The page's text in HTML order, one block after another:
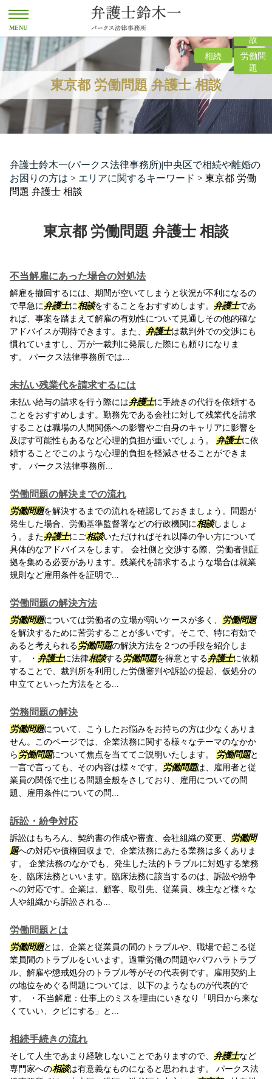
東京都 労働問題 弁護士 相談
故
相続
労働問
題
弁護士鈴木一(パークス法律事務所)|中央区で相続や離婚の
お困りの方は > エリアに関するキーワード > 東京都 労働
問題 弁護士 相談
東京都 労働問題 弁護士 相談
不当解雇にあった場合の対処法
解雇を撤回するには、期間が空いてしまうと状況が不利になるの
で早急に弁護士に相談をすることをおすすめします。 弁護士であ
れば、事案を踏まえて解雇の有効性について見通しその他的確な
アドバイスが期待できます。また、 弁護士は裁判外での交渉にも
慣れていますし、万が一裁判に発展した際にも頼りになりま
す。 パークス法律事務所では...
未払い残業代を請求するには
未払い給与の請求を行う際には弁護士に手続きの代行を依頼する
ことをおすすめします。勤務先である会社に対して残業代を請求
することは職場の人間関係への影響やご自身のキャリアに影響を
及ぼす可能性もあるなど心理的負担が重いでしょう。 弁護士に依
頼することでこのような心理的負担を軽減させることができま
す。 パークス法律事務所...
労働問題の解決までの流れ
労働問題を解決するまでの流れを確認しておきましょう。問題が
発生した場合、労働基準監督署などの行政機関に相談しましょ
う。また弁護士にご相談いただければそれ以降の争い方について
具体的なアドバイスをします。 会社側と交渉する際、労働者側証
拠を集める必要があります。残業代を請求するような場合は就業
規則など雇用条件を証明で...
労働問題の解決方法
労働問題については労働者の立場が弱いケースが多く、
労働問題
を解決するために苦労することが多いです。そこで、特に有効で
あると考えられる労働問題の解決方法を２つの手段を紹介しま
す。 ・ 弁護士に法律相談する労働問題を得意とする弁護士に依頼
することで、裁判所を利用した労働審判や訴訟の提起、仮処分の
申立てといった方法をとる...
労務問題の解決
労働問題について、こうしたお悩みをお持ちの方は少なくありま
せん。このページでは、企業法務に関する様々なテーマのなかか
ら 労働問題について焦点を当ててご説明いたします。 労働問題と
一言で言っても、その内容は様々です。
労働問題は、雇用者と従
業員の関係で生じる問題全般をさしており、雇用についての問
題、雇用条件についての問...
訴訟・紛争対応
訴訟はもちろん、契約書の作成や審査、会社組織の変更、
労働問
題への対応や債権回収まで、企業法務にあたる業務は多くありま
す。 企業法務のなかでも、発生した法的トラブルに対処する業務
を、臨床法務といいます。臨床法務に該当するのは、訴訟や紛争
への対応です。企業は、顧客、取引先、従業員、株主など様々な
人や組織から訴訟される...
労働問題とは
労働問題とは、企業と従業員の間のトラブルや、職場で起こる従
業員間のトラブルをいいます。過重労働の問題やパワハラトラブ
ル、解雇や懲戒処分のトラブル等がその代表例です。雇用契約上
の地位をめぐる問題については、以下のようなものが代表的で
す。 ・不当解雇：仕事上のミスを理由にいきなり「明日から来な
くていい、クビにする」と...
相続手続きの流れ
そして人生であまり経験しないことでありますので、 弁護士など
専門家への相談は有意義なものになると思われます。 パークス法